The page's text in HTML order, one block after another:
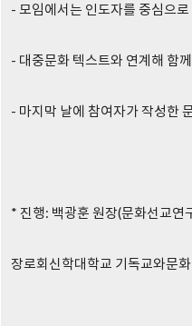
- 모임에서는 인도자를 중심으
- 대중문화 텍스트와 연계해 함
- 마지막 날에 참여자가 작성한
* 진행: 백광훈 원장(문화선교연
장로회신학대학교 기독교와문